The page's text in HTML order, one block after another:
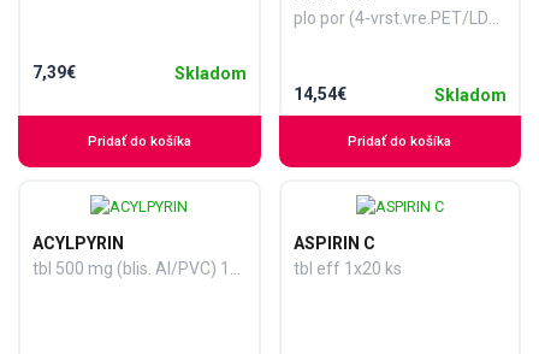
7,39€ Skladom
Pridať do košíka
14,54€ Skladom
Pridať do košíka
ACYLPYRIN
tbl 500 mg (blis. Al/PVC) 1x10 ks
ASPIRIN C
tbl eff 1x20 ks